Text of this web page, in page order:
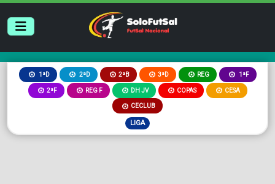
1ªD 2ªD 2ªB 3ªD REG 1ªF
2ªF REG F DH JV COPAS CESA
CECLUB
LIGA